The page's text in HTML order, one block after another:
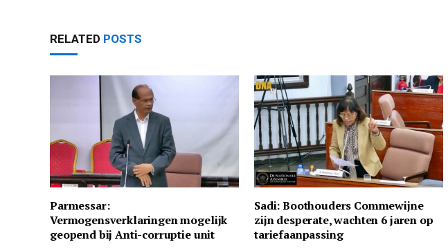
RELATED POSTS
Parmessar:
Vermogensverklaringen mogelijk
geopend bij Anti-corruptie unit
Sadi: Boothouders Commewijne
zijn desperate, wachten 6 jaren op
tariefaanpassing